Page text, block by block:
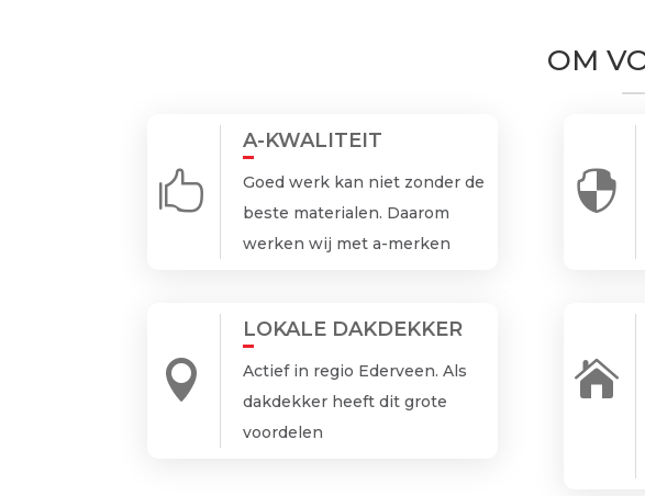
OM

A-KWALITEIT
Goed werk kan niet zonder de
beste materialen. Daarom
werken wij met a-merken

LOKALE DAKDEKKER
Actief in regio Ederveen. Als
dakdekker heeft dit grote
voordelen

